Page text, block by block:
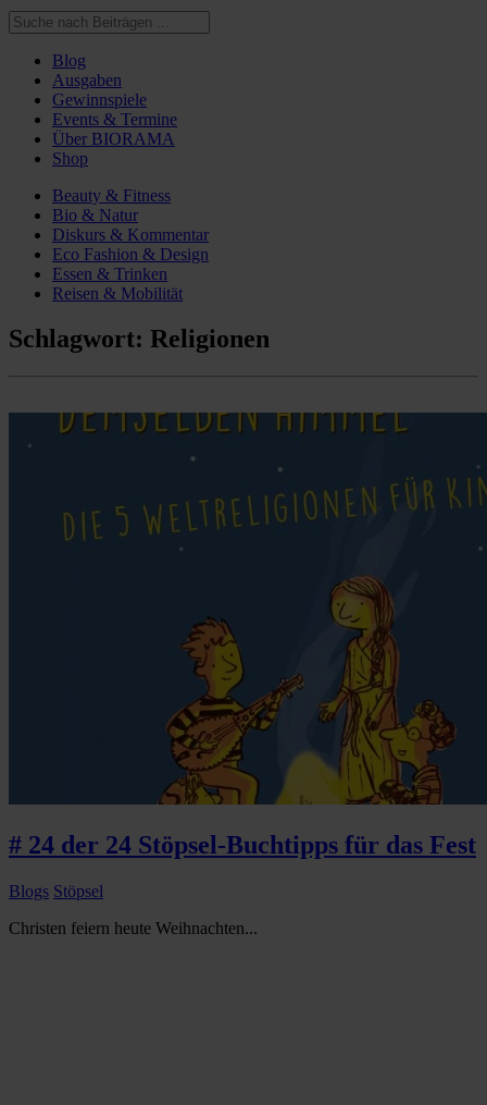
Blog
Ausgaben
Gewinnspiele
Events & Termine
Über BIORAMA
Shop
Beauty & Fitness
Bio & Natur
Diskurs & Kommentar
Eco Fashion & Design
Essen & Trinken
Reisen & Mobilität
Schlagwort: Religionen
# 24 der 24 Stöpsel-Buchtipps für das Fest
Blogs Stöpsel
Christen feiern heute Weihnachten...